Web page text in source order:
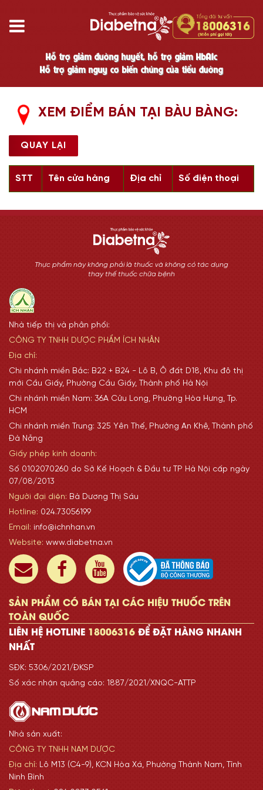
Hỗ trợ giảm đường huyết, hỗ trợ giảm HbA1c
Hỗ trợ giảm nguy cơ biến chứng của tiểu đường
XEM ĐIỂM BÁN TẠI BÀU BÀNG:
QUAY LẠI
STT Tên cửa hàng Địa chỉ Số điện thoại
Thực phẩm này không phải là thuốc và không có tác dụng
thay thế thuốc chữa bệnh
Nhà tiếp thị và phân phối:
CÔNG TY TNHH DƯỢC PHẨM ÍCH NHÂN
Địa chỉ:
Chi nhánh miền Bắc: B22 + B24 - Lô B, Ô đất D18, Khu đô thị
mới Cầu Giấy, Phường Cầu Giấy, Thành phố Hà Nội
Chi nhánh miền Nam: 36A Cửu Long, Phường Hòa Hưng, Tp.
HCM
Chi nhánh miền Trung: 325 Yên Thế, Phường An Khê, Thành phố
Đà Nẵng
Giấy phép kinh doanh:
Số 0102070260 do Sở Kế Hoạch & Đầu tư TP Hà Nội cấp ngày
07/08/2013
Người đại diện: Bà Dương Thị Sáu
Hotline: 024.73056199
Email: info@ichnhan.vn
Website: www.diabetna.vn
SẢN PHẨM CÓ BÁN TẠI CÁC HIỆU THUỐC TRÊN
TOÀN QUỐC
LIÊN HỆ HOTLINE 18006316 ĐỂ ĐẶT HÀNG NHANH
NHẤT
SĐK: 5306/2021/ĐKSP
Số xác nhận quảng cáo: 1887/2021/XNQC-ATTP
Nhà sản xuất:
CÔNG TY TNHH NAM DƯỢC
Địa chỉ: Lô M13 (C4-9), KCN Hòa Xá, Phường Thành Nam, Tỉnh
Ninh Bình